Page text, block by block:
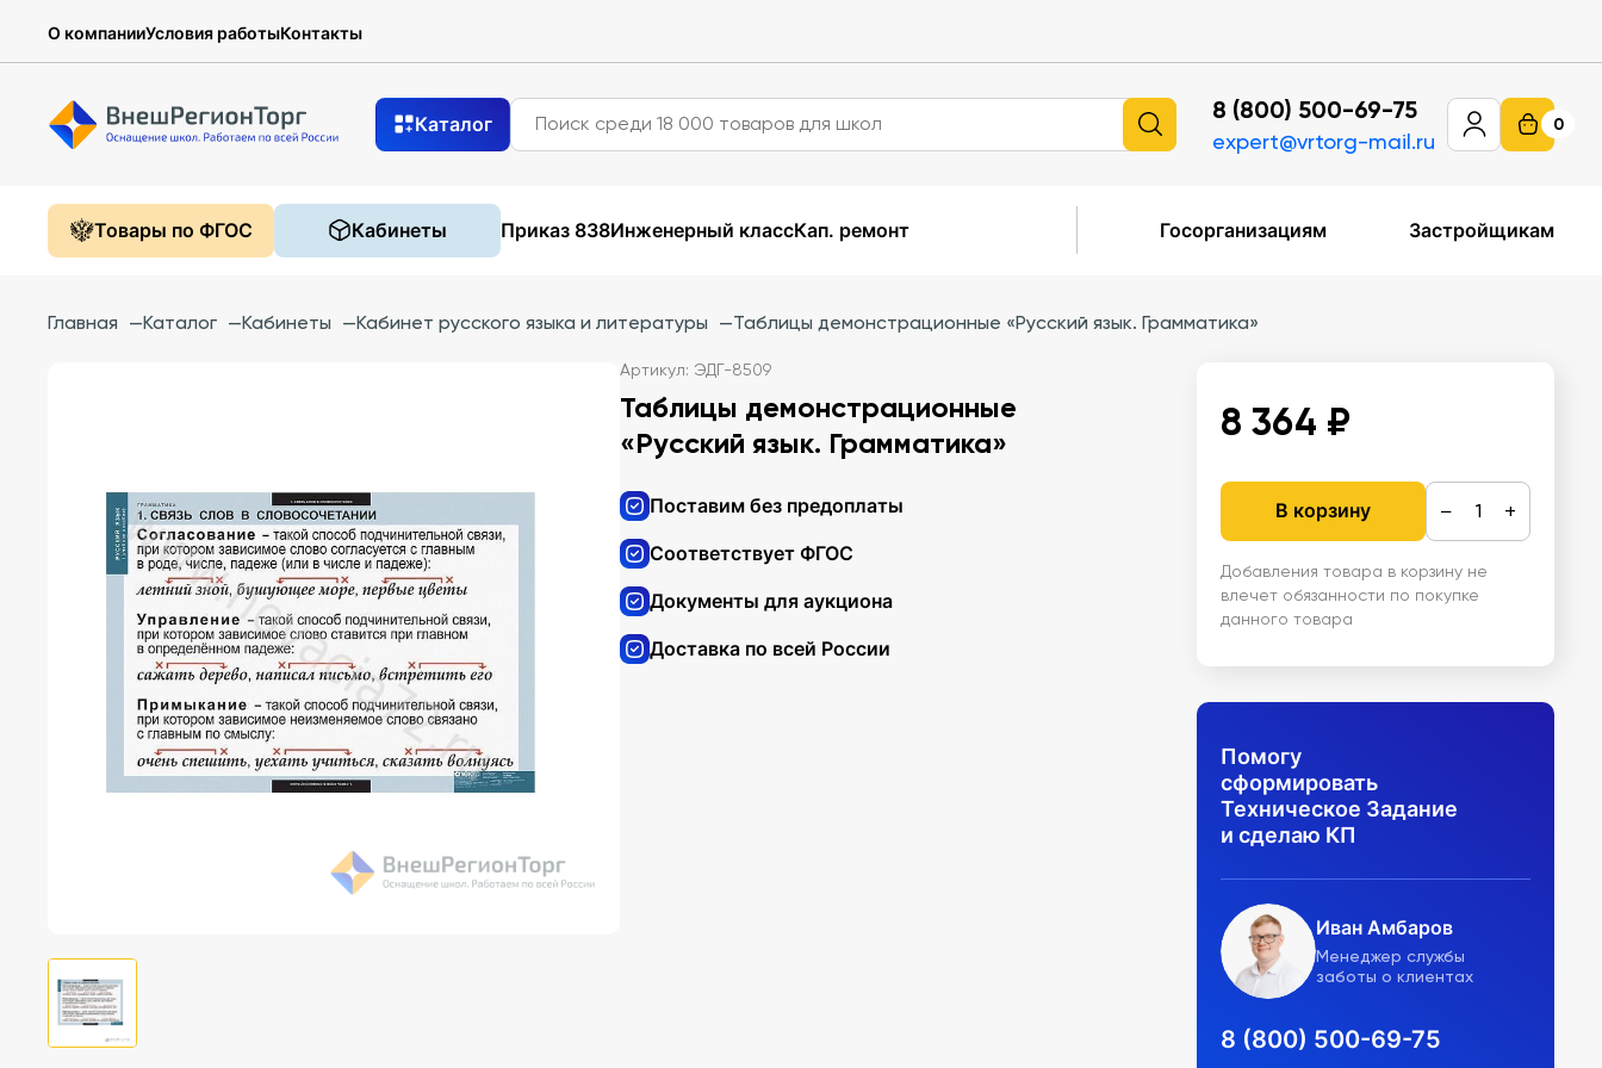
О компанииУсловия работыКонтакты
Каталог 8 (800) 500-69-75
expert@vrtorg-mail.ru
0
Товары по ФГОС Кабинеты Приказ 838Инженерный классКап. ремонт Госорганизациям Застройщикам
Главная —Каталог —Кабинеты —Кабинет русского языка и литературы —Таблицы демонстрационные «Русский язык. Грамматика»
Артикул: ЭДГ-8509
Таблицы демонстрационные
«Русский язык. Грамматика»
Поставим без предоплаты
Соответствует ФГОС
Документы для аукциона
Доставка по всей России
8 364 ₽
В корзину − +
Добавления товара в корзину не
влечет обязанности по покупке
данного товара
Помогу
сформировать
Техническое Задание
и сделаю КП
Иван Амбаров
Менеджер службы
заботы о клиентах
8 (800) 500-69-75